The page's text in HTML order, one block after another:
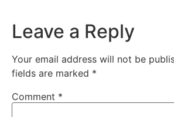
Leave a Reply
Your email address will not be
fields are marked *
Comment *